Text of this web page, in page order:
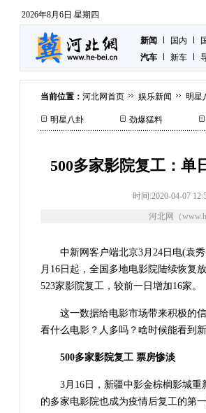
2026年8月6日 星期四
新闻 国内
汽车
新车
当前位置： 河北网首页 娱乐新闻 明星
明星八卦 劲爆猛料
500多家影院复工：单
时间:2020-04-07
河北网（
中新网客户端北京3月24日电(袁
月16日起，全国多地电影院陆续恢复
523家影院复工，较前一日增加16家。
这一数据给电影市场带来积极的
看什么电影？人多吗？啥时候能看到
500多家影院复工 票房惨淡
3月16日，新疆中影金棕榈影城
的多家电影院也成为疫情后复工的第一